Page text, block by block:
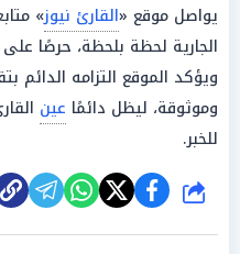
يواصل موقع «القارئ نيوز»
الجارية لحظة بلحظة، حرصًا على
ويؤكد الموقع التزامه الدائم
وموثوقة، ليظل دائمًا عين
للخبر.
شارك